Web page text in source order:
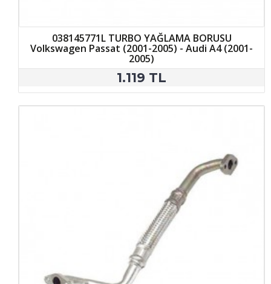
038145771L TURBO YAĞLAMA BORUSU
Volkswagen Passat (2001-2005) - Audi A4 (2001-
2005)
1.119 TL